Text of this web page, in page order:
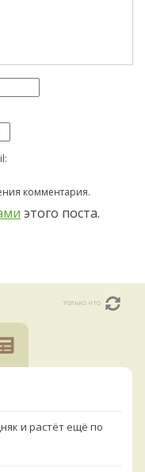
комментария.
этого поста.
только что
и растёт ещё по